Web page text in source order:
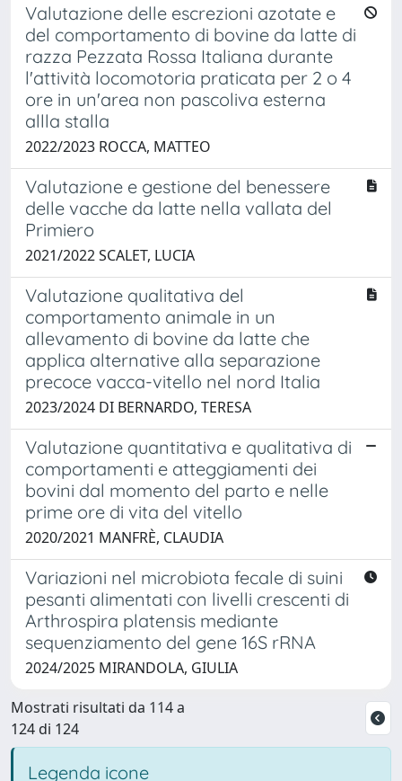
Valutazione delle escrezioni azotate e
del comportamento di bovine da latte di
razza Pezzata Rossa Italiana durante
l'attività locomotoria praticata per 2 o 4
ore in un'area non pascoliva esterna
allla stalla
2022/2023 ROCCA, MATTEO
Valutazione e gestione del benessere
delle vacche da latte nella vallata del
Primiero
2021/2022 SCALET, LUCIA
Valutazione qualitativa del
comportamento animale in un
allevamento di bovine da latte che
applica alternative alla separazione
precoce vacca-vitello nel nord Italia
2023/2024 DI BERNARDO, TERESA
Valutazione quantitativa e qualitativa di
comportamenti e atteggiamenti dei
bovini dal momento del parto e nelle
prime ore di vita del vitello
2020/2021 MANFRÈ, CLAUDIA
Variazioni nel microbiota fecale di suini
pesanti alimentati con livelli crescenti di
Arthrospira platensis mediante
sequenziamento del gene 16S rRNA
2024/2025 MIRANDOLA, GIULIA
Mostrati risultati da 114 a
124 di 124
Legenda icone